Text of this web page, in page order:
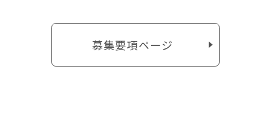
募集要項ページ